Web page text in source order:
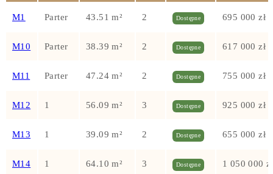
M1 Parter 43.51 m² 2 Dostępne 695 000 zł
M10 Parter 38.39 m² 2 Dostępne 617 000 zł
M11 Parter 47.24 m² 2 Dostępne 755 000 zł
M12 1 56.09 m² 3 Dostępne 925 000 zł
M13 1 39.09 m² 2 Dostępne 655 000 zł
M14 1 64.10 m² 3 Dostępne 1 050 000 zł